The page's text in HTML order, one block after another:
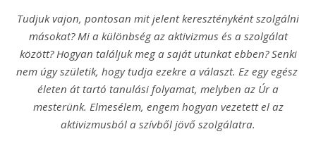
Tudjuk vajon, pontosan mit jelent keresztényként szolgálni
másokat? Mi a különbség az aktivizmus és a szolgálat
között? Hogyan találjuk meg a saját utunkat ebben? Senki
nem úgy születik, hogy tudja ezekre a választ. Ez egy egész
életen át tartó tanulási folyamat, melyben az Úr a
mesterünk. Elmesélem, engem hogyan vezetett el az
aktivizmusból a szívből jövő szolgálatra.